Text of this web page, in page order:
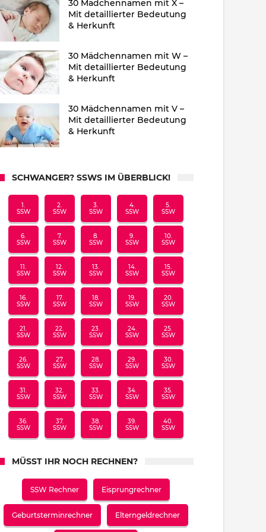
30 Mädchennamen mit X –
Mit detaillierter Bedeutung
& Herkunft
30 Mädchennamen mit W –
Mit detaillierter Bedeutung
& Herkunft
30 Mädchennamen mit V –
Mit detaillierter Bedeutung
& Herkunft
SCHWANGER? SSWS IM ÜBERBLICK!
1.
SSW
2.
SSW
3.
SSW
4.
SSW
5.
SSW
6.
SSW
7.
SSW
8.
SSW
9.
SSW
10.
SSW
11.
SSW
12.
SSW
13.
SSW
14.
SSW
15.
SSW
16.
SSW
17.
SSW
18.
SSW
19.
SSW
20.
SSW
21.
SSW
22.
SSW
23.
SSW
24.
SSW
25.
SSW
26.
SSW
27.
SSW
28.
SSW
29.
SSW
30.
SSW
31.
SSW
32.
SSW
33.
SSW
34.
SSW
35.
SSW
36.
SSW
37.
SSW
38.
SSW
39.
SSW
40.
SSW
MÜSST IHR NOCH RECHNEN?
SSW Rechner Eisprungrechner
Geburtsterminrechner Elterngeldrechner